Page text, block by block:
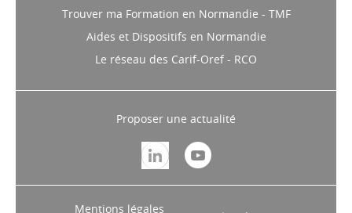
Trouver ma Formation en Normandie - TMF
Aides et Dispositifs en Normandie
Le réseau des Carif-Oref - RCO
Proposer une actualité
Mentions légales